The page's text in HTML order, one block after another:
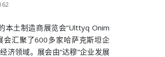
本土制造商展览会“Ulttyq Onim
会汇聚了600多家哈萨克斯坦企
济领域。展会由“达穆”企业发展